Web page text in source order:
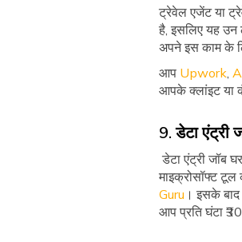
ट्रेवेल एजेंट या
है, इसलिए यह उन
अपने इस काम के
आप Upwork
आपके क्लांइट या
9. डेटा एंट्री
डेटा एंट्री जॉब
माइक्रोसॉफ्ट टूल
Guru । इसके
आप प्रति घंटा